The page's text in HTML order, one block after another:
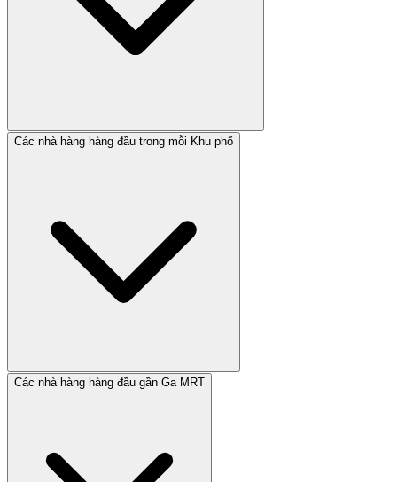
Các nhà hàng hàng đầu trong mỗi Khu phố
Các nhà hàng hàng đầu gần Ga MRT